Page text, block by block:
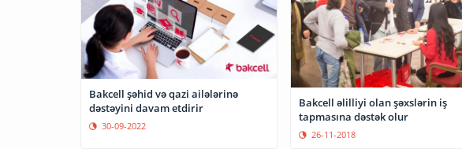
Bakcell şəhid və qazi ailələrinə
dəstəyini davam etdirir
30-09-2022
Bakcell əlilliyi olan şəxslərin iş
tapmasına dəstək olur
26-11-2018